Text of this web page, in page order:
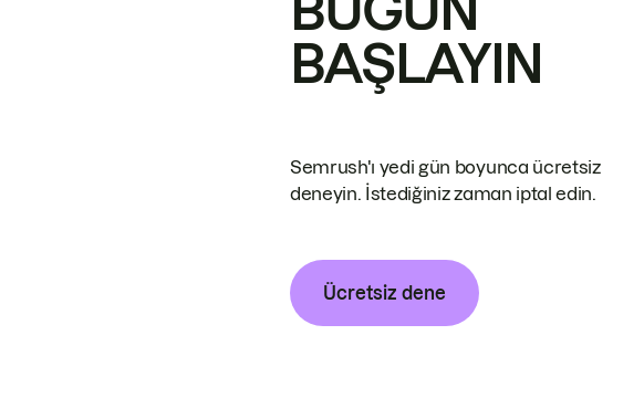
BAŞLAYIN
Semrush'ı yedi gün boyunca ücretsiz
deneyin. İstediğiniz zaman iptal edin.
Ücretsiz dene